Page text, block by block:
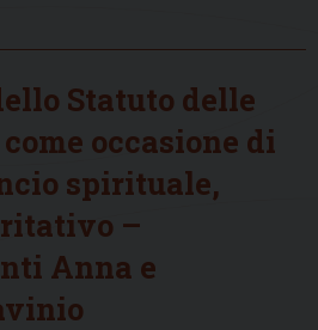
Statuto delle
occasione di
spirituale,
–
Anna e